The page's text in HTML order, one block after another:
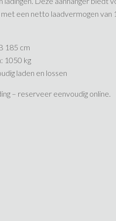
een netto laadvermogen van
185 cm
1050 kg
laden en lossen
– reserveer eenvoudig online.